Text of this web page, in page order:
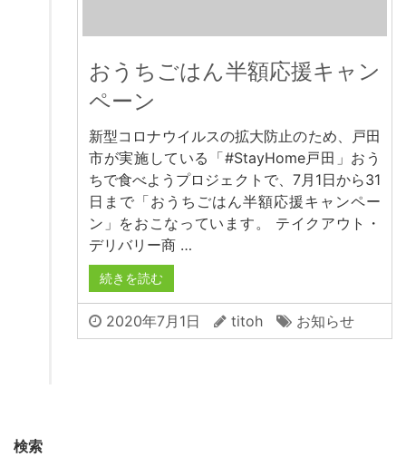
おうちごはん半額応援キャン
ペーン
新型コロナウイルスの拡大防止のため、戸田
市が実施している「#StayHome戸田」おう
ちで食べようプロジェクトで、7月1日から31
日まで「おうちごはん半額応援キャンペー
ン」をおこなっています。 テイクアウト・
デリバリー商 …
続きを読む
2020年7月1日 titoh お知らせ
検索